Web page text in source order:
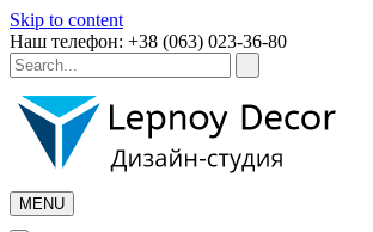
Skip to content
Наш телефон: +38 (063) 023-36-80
MENU